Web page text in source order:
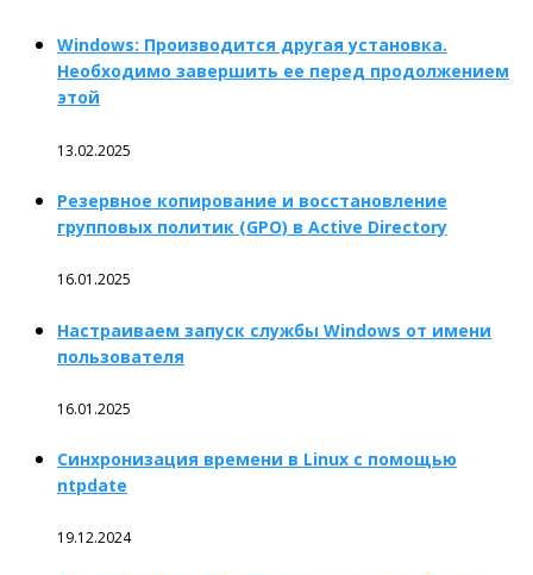
Windows: Производится другая установка.
Необходимо завершить ее перед продолжением
этой
13.02.2025
Резервное копирование и восстановление
групповых политик (GPO) в Active Directory
16.01.2025
Настраиваем запуск службы Windows от имени
пользователя
16.01.2025
Синхронизация времени в Linux с помощью
ntpdate
19.12.2024